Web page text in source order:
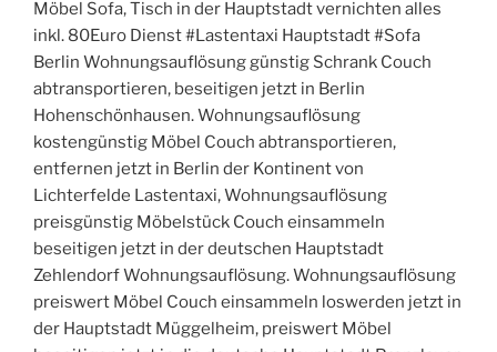
Möbel Sofa, Tisch in der Hauptstadt vernichten alles
inkl. 80Euro Dienst #Lastentaxi Hauptstadt #Sofa
Berlin Wohnungsauflösung günstig Schrank Couch
abtransportieren, beseitigen jetzt in Berlin
Hohenschönhausen. Wohnungsauflösung
kostengünstig Möbel Couch abtransportieren,
entfernen jetzt in Berlin der Kontinent von
Lichterfelde Lastentaxi, Wohnungsauflösung
preisgünstig Möbelstück Couch einsammeln
beseitigen jetzt in der deutschen Hauptstadt
Zehlendorf Wohnungsauflösung. Wohnungsauflösung
preiswert Möbel Couch einsammeln loswerden jetzt in
der Hauptstadt Müggelheim, preiswert Möbel